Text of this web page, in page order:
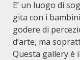
E’ un luogo di
gita con i
godere di
d’arte, ma
Questa gallery è